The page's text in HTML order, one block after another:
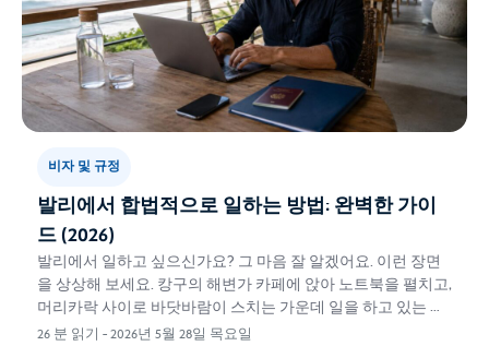
비자 및 규정
발리에서 합법적으로 일하는 방법: 완벽한 가이
드 (2026)
발리에서 일하고 싶으신가요? 그 마음 잘 알겠어요. 이런 장면
을 상상해 보세요. 캉구의 해변가 카페에 앉아 노트북을 펼치고,
머리카락 사이로 바닷바람이 스치는 가운데 일을 하고 있는 모
습…
26 분 읽기 -2026년 5월 28일 목요일